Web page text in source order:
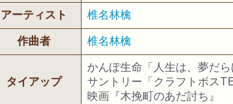
アーティスト
椎名林檎
作曲者
椎名林檎
タイアップ
かんぽ生命「人生は、夢だら
サントリー「クラフトボス
映画『木挽町のあだ討ち』